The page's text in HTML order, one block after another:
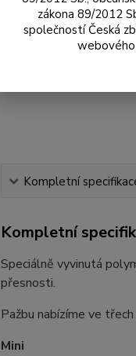
Kompletní
Kompletní
Speciálně vyvinutá
přesnosti.
Pažbu nabízíme ve
Mini
zákona 89/2012
společností Česká
webového